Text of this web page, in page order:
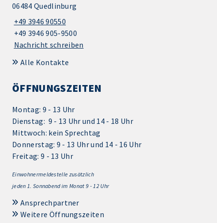
06484 Quedlinburg
+49 3946 90550
+49 3946 905-9500
Nachricht schreiben
Alle Kontakte
ÖFFNUNGSZEITEN
Montag: 9 - 13 Uhr
Dienstag: 9 - 13 Uhr und 14 - 18 Uhr
Mittwoch: kein Sprechtag
Donnerstag: 9 - 13 Uhr und 14 - 16 Uhr
Freitag: 9 - 13 Uhr
Einwohnermeldestelle zusätzlich
jeden 1. Sonnabend im Monat 9 - 12 Uhr
Ansprechpartner
Weitere Öffnungszeiten